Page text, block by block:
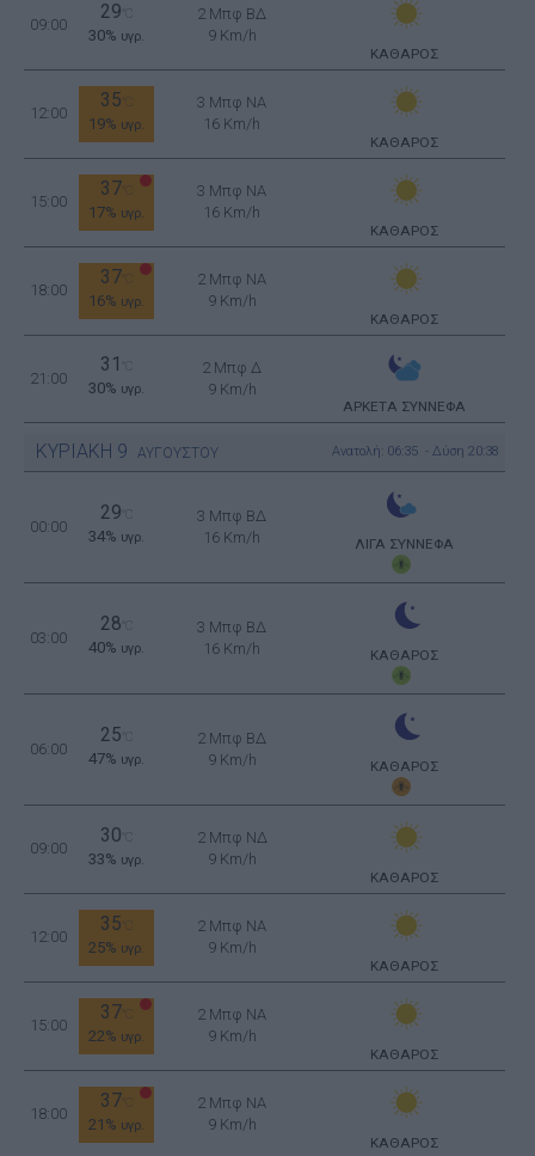
09:00
29
30% υγρ.
2 Μπφ ΒΔ
9 Km/h
ΚΑΘΑΡΟΣ
12:00
35
19% υγρ.
3 Μπφ NA
16 Km/h
ΚΑΘΑΡΟΣ
15:00
37
17% υγρ.
3 Μπφ NA
16 Km/h
ΚΑΘΑΡΟΣ
18:00
37
16% υγρ.
2 Μπφ NA
9 Km/h
ΚΑΘΑΡΟΣ
21:00
31
30% υγρ.
2 Μπφ Δ
9 Km/h
ΑΡΚΕΤΑ ΣΥΝΝΕΦΑ
ΚΥΡΙΑΚΗ 9 ΑΥΓΟΥΣΤΟΥ Ανατολή: 06:35 - Δύση 20:38
00:00
29
34% υγρ.
3 Μπφ ΒΔ
16 Km/h
ΛΙΓΑ ΣΥΝΝΕΦΑ
03:00
28
40% υγρ.
3 Μπφ ΒΔ
16 Km/h
ΚΑΘΑΡΟΣ
06:00
25
47% υγρ.
2 Μπφ ΒΔ
9 Km/h
ΚΑΘΑΡΟΣ
09:00
30
33% υγρ.
2 Μπφ ΝΔ
9 Km/h
ΚΑΘΑΡΟΣ
12:00
35
25% υγρ.
2 Μπφ NA
9 Km/h
ΚΑΘΑΡΟΣ
15:00
37
22% υγρ.
2 Μπφ NA
9 Km/h
ΚΑΘΑΡΟΣ
18:00
37
21% υγρ.
2 Μπφ NA
9 Km/h
ΚΑΘΑΡΟΣ